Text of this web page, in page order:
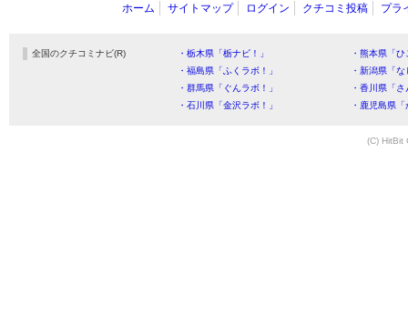
ホーム サイトマップ ログイン クチコミ投稿 プラ
全国のクチコミナビ(R) ・栃木県「栃ナビ！」
・熊本県「
・福島県「ふくラボ！」
・新潟県「
・群馬県「ぐんラボ！」
・香川県「
・石川県「金沢ラボ！」
・鹿児島県
(C) HitBit